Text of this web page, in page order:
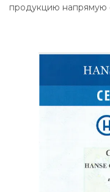
продукцию напрямую